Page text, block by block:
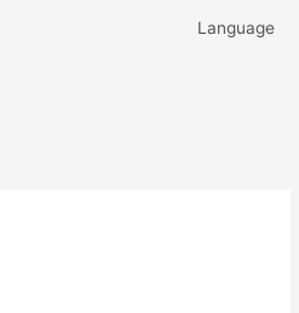
Language